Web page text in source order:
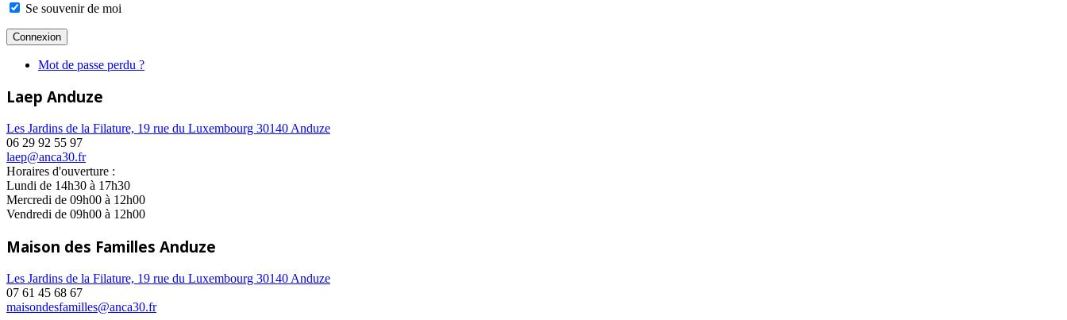
Se souvenir de moi
Mot de passe perdu ?
Laep Anduze
Les Jardins de la Filature, 19 rue du Luxembourg 30140 Anduze
06 29 92 55 97
laep@anca30.fr
Horaires d'ouverture :
Lundi de 14h30 à 17h30
Mercredi de 09h00 à 12h00
Vendredi de 09h00 à 12h00
Maison des Familles Anduze
Les Jardins de la Filature, 19 rue du Luxembourg 30140 Anduze
07 61 45 68 67
maisondesfamilles@anca30.fr